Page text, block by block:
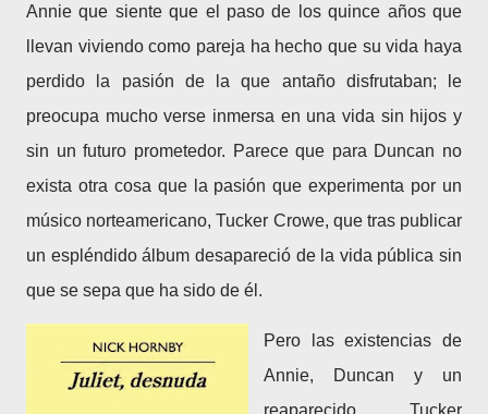
Annie que siente que el paso de los quince años que
llevan viviendo como pareja ha hecho que su vida haya
perdido la pasión de la que antaño disfrutaban; le
preocupa mucho verse inmersa en una vida sin hijos y
sin un futuro prometedor. Parece que para Duncan no
exista otra cosa que la pasión que experimenta por un
músico norteamericano, Tucker Crowe, que tras publicar
un espléndido álbum desapareció de la vida pública sin
que se sepa que ha sido de él.
Pero las existencias de
Annie, Duncan y un
reaparecido Tucker